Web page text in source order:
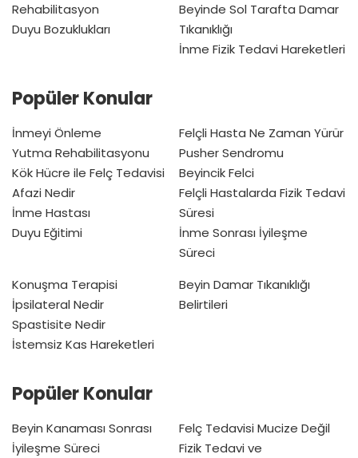
Rehabilitasyon
Duyu Bozuklukları
Beyinde Sol Tarafta Damar
Tıkanıklığı
İnme Fizik Tedavi Hareketleri
Popüler Konular
İnmeyi Önleme
Yutma Rehabilitasyonu
Kök Hücre ile Felç Tedavisi
Afazi Nedir
İnme Hastası
Duyu Eğitimi
Felçli Hasta Ne Zaman Yürür
Pusher Sendromu
Beyincik Felci
Felçli Hastalarda Fizik Tedavi
Süresi
İnme Sonrası İyileşme
Süreci
Konuşma Terapisi
İpsilateral Nedir
Spastisite Nedir
İstemsiz Kas Hareketleri
Beyin Damar Tıkanıklığı
Belirtileri
Popüler Konular
Beyin Kanaması Sonrası
İyileşme Süreci
Felç Tedavisi Mucize Değil
Fizik Tedavi ve